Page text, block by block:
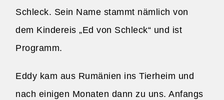
Schleck. Sein Name stammt nämlich von
dem Kindereis „Ed von Schleck“ und ist
Programm.
Eddy kam aus Rumänien ins Tierheim und
nach einigen Monaten dann zu uns. Anfangs